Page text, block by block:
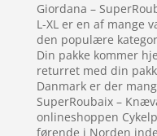
Giordana –
L-XL er en af mange
den populære
Din pakke kommer
returret med din
Danmark er der
SuperRoubaix –
onlineshoppen
førende i Norden